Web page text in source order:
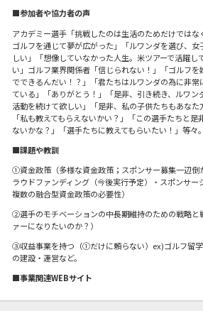
■参加者や協力者の声
アカデミー選手「挑戦したのは生活のためだけではな
ゴルフを通じて夢が広がった」「ルワンダを選び、
しい」「想像していなかった人生。米ツアーで活躍し
い」ゴルフ業界関係者「信じられない！」「ゴルフを
でできるんだい！？」「君たちはルワンダの為に非
ている」「ありがとう！」「是非、引き続き、ルワン
活動を続けて欲しい」「是非、私の子供たちもあなた
「私も教えてもらえないかい？」「この選手たちと是
ないかな？」「選手たちに教えてもらいたい！」等々。
■課題や教訓
①資金政策（多様な資金政策；スポンサー募集一辺倒
ラウドファンディング（今後実行予定）・スポンサー
複数の融合型資金政策の必要性）
➁選手のモチベーションの中長期維持のための戦略と
ァーになりたいのか？）
③収益事業を持つ（①だけに頼らない）ex)ゴルフ留
の建設・運営など。
■事業関連WEBサイト